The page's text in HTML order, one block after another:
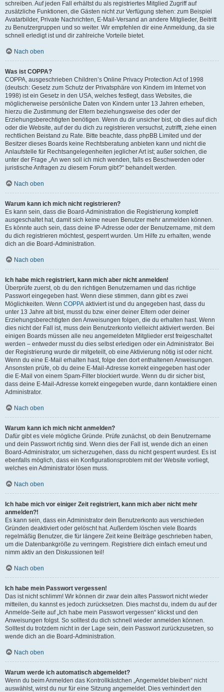
schreiben. Auf jeden Fall erhältst du als registriertes Mitglied Zugriff auf
zusätzliche Funktionen, die Gästen nicht zur Verfügung stehen: zum Beispiel
Avatarbilder, Private Nachrichten, E-Mail-Versand an andere Mitglieder, Beitritt
zu Benutzergruppen und so weiter. Wir empfehlen dir eine Anmeldung, da sie
schnell erledigt ist und dir zahlreiche Vorteile bietet.
Nach oben
Was ist COPPA?
COPPA, ausgeschrieben Children’s Online Privacy Protection Act of 1998
(deutsch: Gesetz zum Schutz der Privatsphäre von Kindern im Internet von
1998) ist ein Gesetz in den USA, welches festlegt, dass Websites, die
möglicherweise persönliche Daten von Kindern unter 13 Jahren erheben,
hierzu die Zustimmung der Eltern beziehungsweise des oder der
Erziehungsberechtigten benötigen. Wenn du dir unsicher bist, ob dies auf dich
oder die Website, auf der du dich zu registrieren versuchst, zutrifft, ziehe einen
rechtlichen Beistand zu Rate. Bitte beachte, dass phpBB Limited und der
Besitzer dieses Boards keine Rechtsberatung anbieten kann und nicht die
Anlaufstelle für Rechtsangelegenheiten jeglicher Art ist; außer solchen, die
unter der Frage „An wen soll ich mich wenden, falls es Beschwerden oder
juristische Anfragen zu diesem Forum gibt?“ behandelt werden.
Nach oben
Warum kann ich mich nicht registrieren?
Es kann sein, dass die Board-Administration die Registrierung komplett
ausgeschaltet hat, damit sich keine neuen Benutzer mehr anmelden können.
Es könnte auch sein, dass deine IP-Adresse oder der Benutzername, mit dem
du dich registrieren möchtest, gesperrt wurden. Um Hilfe zu erhalten, wende
dich an die Board-Administration.
Nach oben
Ich habe mich registriert, kann mich aber nicht anmelden!
Überprüfe zuerst, ob du den richtigen Benutzernamen und das richtige
Passwort eingegeben hast. Wenn diese stimmen, dann gibt es zwei
Möglichkeiten. Wenn COPPA aktiviert ist und du angegeben hast, dass du
unter 13 Jahre alt bist, musst du bzw. einer deiner Eltern oder deiner
Erziehungsberechtigten den Anweisungen folgen, die du erhalten hast. Wenn
dies nicht der Fall ist, muss dein Benutzerkonto vielleicht aktiviert werden. Bei
einigen Boards müssen alle neu angemeldeten Mitglieder erst freigeschaltet
werden – entweder musst du dies selbst erledigen oder ein Administrator. Bei
der Registrierung wurde dir mitgeteilt, ob eine Aktivierung nötig ist oder nicht.
Wenn du eine E-Mail erhalten hast, folge den dort enthaltenen Anweisungen.
Ansonsten prüfe, ob du deine E-Mail-Adresse korrekt eingegeben hast oder
die E-Mail von einem Spam-Filter blockiert wurde. Wenn du dir sicher bist,
dass deine E-Mail-Adresse korrekt eingegeben wurde, dann kontaktiere einen
Administrator.
Nach oben
Warum kann ich mich nicht anmelden?
Dafür gibt es viele mögliche Gründe. Prüfe zunächst, ob dein Benutzername
und dein Passwort richtig sind. Wenn dies der Fall ist, wende dich an einen
Board-Administrator, um sicherzugehen, dass du nicht gesperrt wurdest. Es ist
ebenfalls möglich, dass ein Konfigurationsproblem mit der Website vorliegt,
welches ein Administrator lösen muss.
Nach oben
Ich habe mich vor einiger Zeit registriert, kann mich aber nicht mehr
anmelden?!
Es kann sein, dass ein Administrator dein Benutzerkonto aus verschieden
Gründen deaktiviert oder gelöscht hat. Außerdem löschen viele Boards
regelmäßig Benutzer, die für längere Zeit keine Beiträge geschrieben haben,
um die Datenbankgröße zu verringern. Registriere dich einfach erneut und
nimm aktiv an den Diskussionen teil!
Nach oben
Ich habe mein Passwort vergessen!
Das ist nicht schlimm! Wir können dir zwar dein altes Passwort nicht wieder
mitteilen, du kannst es jedoch zurücksetzen. Dies machst du, indem du auf der
Anmelde-Seite auf „Ich habe mein Passwort vergessen“ klickst und den
Anweisungen folgst. So solltest du dich schnell wieder anmelden können.
Solltest du trotzdem nicht in der Lage sein, dein Passwort zurückzusetzen, so
wende dich an die Board-Administration.
Nach oben
Warum werde ich automatisch abgemeldet?
Wenn du beim Anmelden das Kontrollkästchen „Angemeldet bleiben“ nicht
auswählst, wirst du nur für eine Sitzung angemeldet. Dies verhindert den